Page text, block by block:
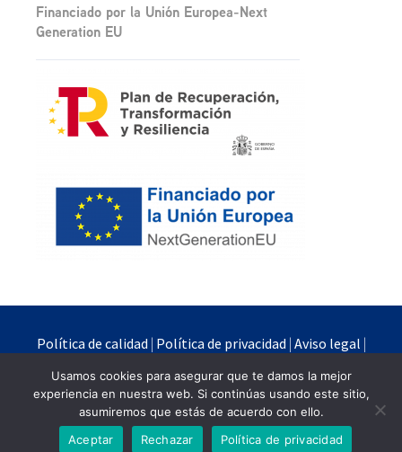
Financiado por la Unión Europea-Next
Generation EU
Quimipur S.L.U. © 2024
Powered byBranding Industrial
Política de calidad | Política de privacidad | Aviso legal |
Usamos cookies para asegurar que te damos la mejor
experiencia en nuestra web. Si continúas usando este sitio,
asumiremos que estás de acuerdo con ello.
Aceptar
Rechazar Política de privacidad